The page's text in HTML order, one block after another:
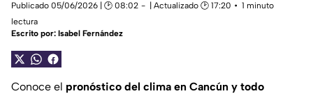
Publicado 05/06/2026 | 🕑 08:02 | Actualizado 🕑 17:20
1 minuto
lectura
Escrito por: Isabel Fernández
Conoce el pronóstico del clima en Cancún y todo